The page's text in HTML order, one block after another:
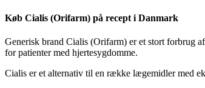
Køb Cialis (Orifarm) på recept i Danmark
Generisk brand Cialis (Orifarm) er et stort forbrug
for patienter med hjertesygdomme.
Cialis er et alternativ til en række lægemidler med